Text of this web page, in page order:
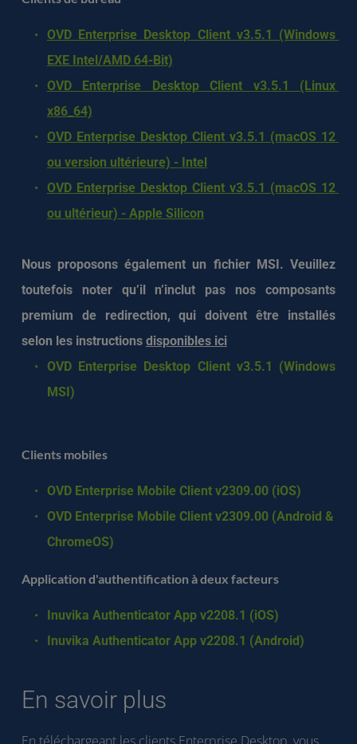
OVD Enterprise Desktop Client v3.5.1 (Windows
EXE Intel/AMD 64-Bit)
OVD Enterprise Desktop Client v3.5.1 (Linux
x86_64)
OVD Enterprise Desktop Client v3.5.1 (macOS 12
ou version ultérieure) - Intel
OVD Enterprise Desktop Client v3.5.1 (macOS 12
ou ultérieur) - Apple Silicon
Nous proposons également un fichier MSI. Veuillez
toutefois noter qu’il n’inclut pas nos composants
premium de redirection, qui doivent être installés
selon les instructions disponibles ici
OVD Enterprise Desktop Client v3.5.1 (Windows
MSI)
Clients mobiles
OVD Enterprise Mobile Client v2309.00 (iOS)
OVD Enterprise Mobile Client v2309.00 (Android &
ChromeOS)
Application d'authentification à deux facteurs
Inuvika Authenticator App v2208.1 (iOS)
Inuvika Authenticator App v2208.1 (Android)
En savoir plus